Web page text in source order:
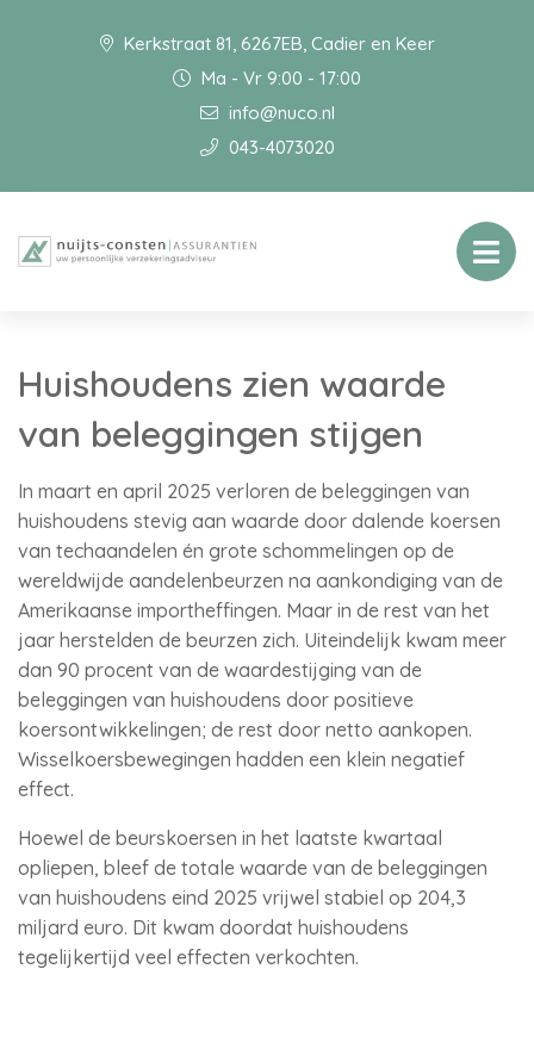
Kerkstraat 81, 6267EB, Cadier en Keer
Ma - Vr 9:00 - 17:00
info@nuco.nl
043-4073020
Huishoudens zien waarde
van beleggingen stijgen
In maart en april 2025 verloren de beleggingen van
huishoudens stevig aan waarde door dalende koersen
van techaandelen én grote schommelingen op de
wereldwijde aandelenbeurzen na aankondiging van de
Amerikaanse importheffingen. Maar in de rest van het
jaar herstelden de beurzen zich. Uiteindelijk kwam meer
dan 90 procent van de waardestijging van de
beleggingen van huishoudens door positieve
koersontwikkelingen; de rest door netto aankopen.
Wisselkoersbewegingen hadden een klein negatief
effect.
Hoewel de beurskoersen in het laatste kwartaal
opliepen, bleef de totale waarde van de beleggingen
van huishoudens eind 2025 vrijwel stabiel op 204,3
miljard euro. Dit kwam doordat huishoudens
tegelijkertijd veel effecten verkochten.